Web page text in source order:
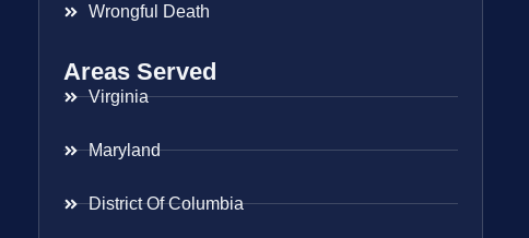
Wrongful Death
Areas Served
Virginia
Maryland
District Of Columbia